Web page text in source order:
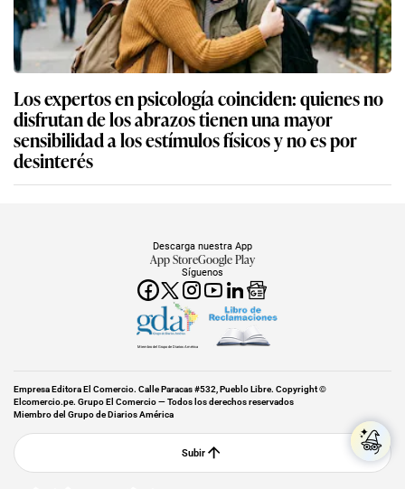
Los expertos en psicología coinciden: quienes no
disfrutan de los abrazos tienen una mayor
sensibilidad a los estímulos físicos y no es por
desinterés
Síguenos
Descarga nuestra App
App StoreGoogle Play
Miembro del Grupo de Diarios América
Empresa Editora El Comercio. Calle Paracas #532, Pueblo Libre. Copyright ©
Elcomercio.pe. Grupo El Comercio — Todos los derechos reservados
Miembro del Grupo de Diarios América
Subir